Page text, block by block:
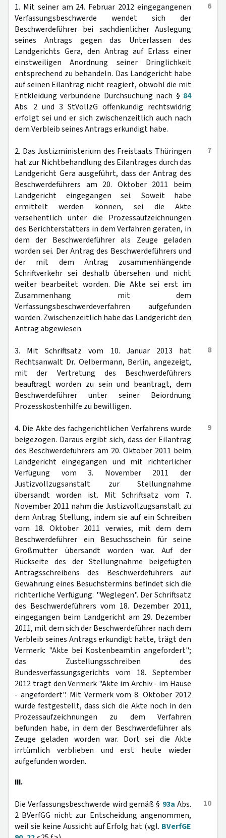
6
1. Mit seiner am 24. Februar 2012 eingegangenen
Verfassungsbeschwerde wendet sich der
Beschwerdeführer bei sachdienlicher Auslegung
seines Antrags gegen das Unterlassen des
Landgerichts Gera, den Antrag auf Erlass einer
einstweiligen Anordnung seiner Dringlichkeit
entsprechend zu behandeln. Das Landgericht habe
auf seinen Eilantrag nicht reagiert, obwohl die mit
Entkleidung verbundene Durchsuchung nach § 84
Abs. 2 und 3 StVollzG offenkundig rechtswidrig
erfolgt sei und er sich zwischenzeitlich auch nach
dem Verbleib seines Antrags erkundigt habe.
7
2. Das Justizministerium des Freistaats Thüringen
hat zur Nichtbehandlung des Eilantrages durch das
Landgericht Gera ausgeführt, dass der Antrag des
Beschwerdeführers am 20. Oktober 2011 beim
Landgericht eingegangen sei. Soweit habe
ermittelt werden können, sei die Akte
versehentlich unter die Prozessaufzeichnungen
des Berichterstatters in dem Verfahren geraten, in
dem der Beschwerdeführer als Zeuge geladen
worden sei. Der Antrag des Beschwerdeführers und
der mit dem Antrag zusammenhängende
Schriftverkehr sei deshalb übersehen und nicht
weiter bearbeitet worden. Die Akte sei erst im
Zusammenhang mit dem
Verfassungsbeschwerdeverfahren aufgefunden
worden. Zwischenzeitlich habe das Landgericht den
Antrag abgewiesen.
8
3. Mit Schriftsatz vom 10. Januar 2013 hat
Rechtsanwalt Dr. Oelbermann, Berlin, angezeigt,
mit der Vertretung des Beschwerdeführers
beauftragt worden zu sein und beantragt, dem
Beschwerdeführer unter seiner Beiordnung
Prozesskostenhilfe zu bewilligen.
9
4. Die Akte des fachgerichtlichen Verfahrens wurde
beigezogen. Daraus ergibt sich, dass der Eilantrag
des Beschwerdeführers am 20. Oktober 2011 beim
Landgericht eingegangen und mit richterlicher
Verfügung vom 3. November 2011 der
Justizvollzugsanstalt zur Stellungnahme
übersandt worden ist. Mit Schriftsatz vom 7.
November 2011 nahm die Justizvollzugsanstalt zu
dem Antrag Stellung, indem sie auf ein Schreiben
vom 18. Oktober 2011 verwies, mit dem dem
Beschwerdeführer ein Besuchsschein für seine
Großmutter übersandt worden war. Auf der
Rückseite des der Stellungnahme beigefügten
Antragsschreibens des Beschwerdeführers auf
Gewährung eines Besuchstermins befindet sich die
richterliche Verfügung: "Weglegen". Der Schriftsatz
des Beschwerdeführers vom 18. Dezember 2011,
eingegangen beim Landgericht am 29. Dezember
2011, mit dem sich der Beschwerdeführer nach dem
Verbleib seines Antrags erkundigt hatte, trägt den
Vermerk: "Akte bei Kostenbeamtin angefordert";
das Zustellungsschreiben des
Bundesverfassungsgerichts vom 18. September
2012 trägt den Vermerk "Akte im Archiv - im Hause
- angefordert". Mit Vermerk vom 8. Oktober 2012
wurde festgestellt, dass sich die Akte noch in den
Prozessaufzeichnungen zu dem Verfahren
befunden habe, in dem der Beschwerdeführer als
Zeuge geladen worden war. Dort sei die Akte
irrtümlich verblieben und erst heute wieder
aufgefunden worden.
III.
10
Die Verfassungsbeschwerde wird gemäß § 93a Abs.
2 BVerfGG nicht zur Entscheidung angenommen,
weil sie keine Aussicht auf Erfolg hat (vgl. BVerfGE